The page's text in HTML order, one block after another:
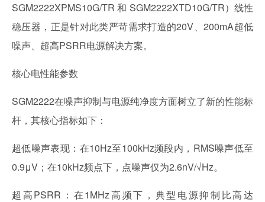
SGM2222XPMS10G/TR 和 SGM2222XTD10G/TR）线性
稳压器，正是针对此类严苛需求打造的20V、200mA超低
噪声、超高PSRR电源解决方案。
核心电性能参数
SGM2222在噪声抑制与电源纯净度方面树立了新的性能标
杆，其核心指标如下：
超低噪声表现：在10Hz至100kHz频段内，RMS噪声低至
0.9μV；在10kHz频点下，点噪声仅为2.6nV/√Hz。
超高PSRR：在1MHz高频下，典型电源抑制比高达